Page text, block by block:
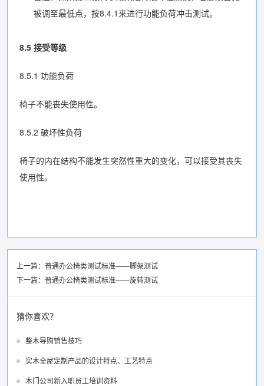
被调至最低点，按8.4.1来进行功能负荷冲击测试。
8.5 接受等级
8.5.1 功能负荷
椅子不能丧失使用性。
8.5.2 破坏性负荷
椅子的内在结构不能发生突然性重大的变化，可以接受其丧失
使用性。
上一篇： 普通办公椅类测试标准——脚架测试
下一篇： 普通办公椅类测试标准——旋转测试
猜你喜欢？
整木导购销售技巧
实木全屋定制产品的设计特点、工艺特点
木门公司新入职员工培训资料